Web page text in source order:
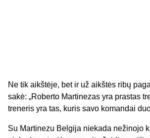
Ne tik aikštėje, bet ir už aikštės ribų
sakė: „Roberto Martinezas yra prastas
treneris yra tas, kuris savo komandai
Su Martinezu Belgija niekada nežinojo